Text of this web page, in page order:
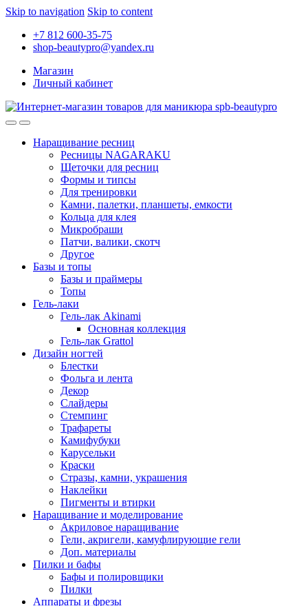
Skip to navigation Skip to content
+7 812 600-35-75
shop-beautypro@yandex.ru
Магазин
Личный кабинет
Наращивание ресниц
Ресницы NAGARAKU
Щеточки для ресниц
Формы и типсы
Для тренировки
Камни, палетки, планшеты, емкости
Кольца для клея
Микробраши
Патчи, валики, скотч
Другое
Базы и топы
Базы и праймеры
Топы
Гель-лаки
Гель-лак Akinami
Основная коллекция
Гель-лак Grattol
Дизайн ногтей
Блестки
Фольга и лента
Декор
Слайдеры
Стемпинг
Трафареты
Камифубуки
Карусельки
Краски
Стразы, камни, украшения
Наклейки
Пигменты и втирки
Наращивание и моделирование
Акриловое наращивание
Гели, акригели, камуфлирующие гели
Доп. материалы
Пилки и бафы
Бафы и полировщики
Пилки
Аппараты и фрезы